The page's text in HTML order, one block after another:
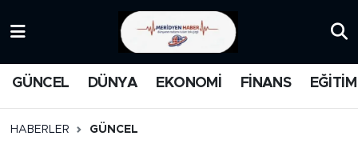
GÜNCEL DÜNYA EKONOMİ FİNANS EĞİTİM
HABERLER GÜNCEL